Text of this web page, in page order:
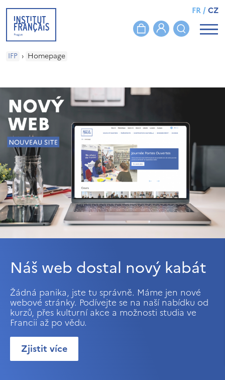
FR/CZ
IFP › Homepage
Náš web dostal nový kabát
Žádná panika, jste tu správně. Máme jen nové
webové stránky. Podívejte se na naší nabídku od
kurzů, přes kulturní akce a možnosti studia ve
Francii až po vědu.
Zjistit více